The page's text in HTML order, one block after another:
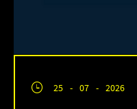
25 - 07 - 2026